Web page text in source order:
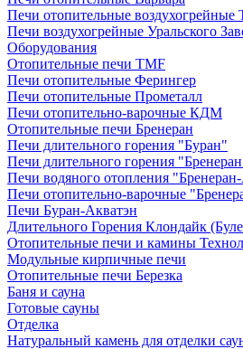
Печи отопительные воздухогрейные
Печи воздухогрейные Уральского
Оборудования
Отопительные печи TMF
Печи отопительные Ферингер
Печи отопительные Прометалл
Печи отопительно-варочные КДМ
Отопительные печи Бренеран
Печи длительного горения "Буран"
Печи длительного горения
Печи водяного отопления
Печи отопительно-варочные
Печи Буран-Акватэн
Длительного Горения Клондайк
Отопительные печи и камины
Модульные кирпичные печи
Отопительные печи Березка
Баня и сауна
Готовые сауны
Отделка
Натуральный камень для отделки